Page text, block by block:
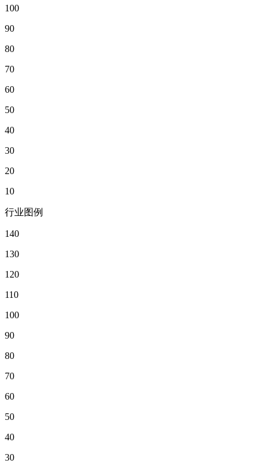
100
90
80
70
60
50
40
30
20
10
行业图例
140
130
120
110
100
90
80
70
60
50
40
30